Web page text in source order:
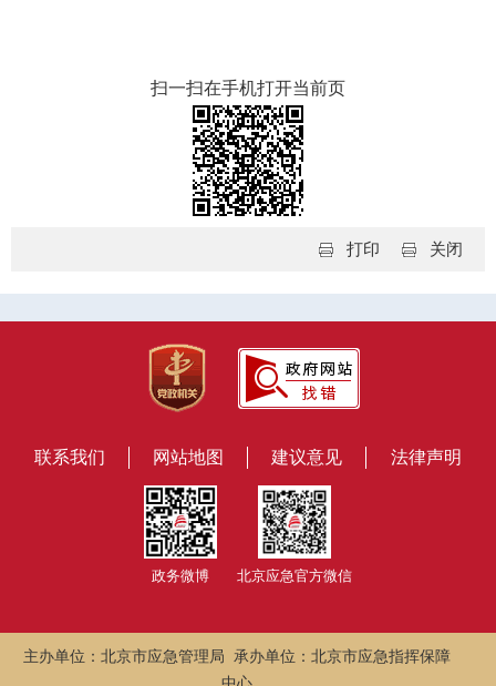
扫一扫在手机打开当前页
关闭
打印
联系我们 网站地图 建议意见 法律声明
政务微博 北京应急官方微信
主办单位：北京市应急管理局 承办单位：北京市应急指挥保障